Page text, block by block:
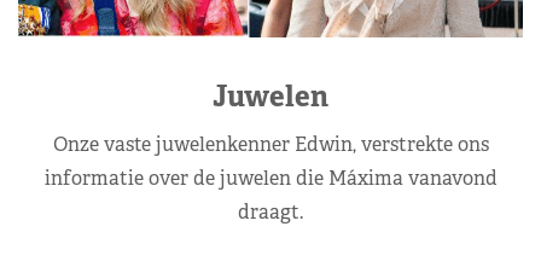
Juwelen
Onze vaste juwelenkenner Edwin, verstrekte ons
informatie over de juwelen die Máxima vanavond
draagt.